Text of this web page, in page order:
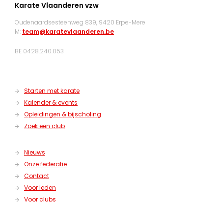
Karate Vlaanderen vzw
Oudenaardsesteenweg 839, 9420 Erpe-Mere
M: team@karatevlaanderen.be
BE 0428.240.053
Starten met karate
Kalender & events
Opleidingen & bijscholing
Zoek een club
Nieuws
Onze federatie
Contact
Voor leden
Voor clubs